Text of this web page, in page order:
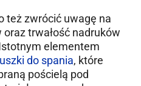
też zwrócić uwagę na
trwałość nadruków
elementem
do spania, które
pościelą pod